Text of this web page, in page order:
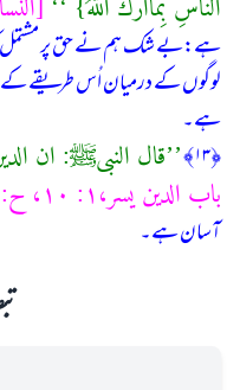
النَّاسِ بِمَااَرٰك اللّٰهُ} ‘‘
ہے:بے شك ہم نے حق پر مشتمل
لوگوں کے درمیان اُس طریقے کے
ہے۔
﴿۱۳﴾
’’قال النبیﷺ: ان
باب الدین یسر،۱: ۱۰، ح:۳۹]
آسان ہے۔